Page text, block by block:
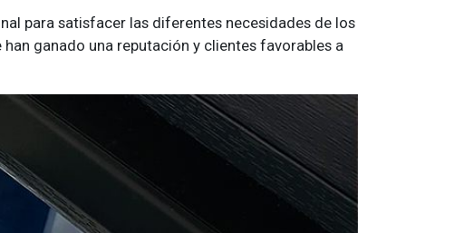
para satisfacer las diferentes necesidades de los
ganado una reputación y clientes favorables a